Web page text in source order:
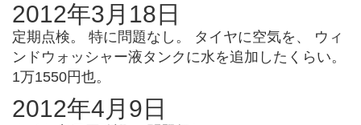
2012年3月18日
定期点検。 特に問題なし。 タイヤに空気を、 ウィ
ンドウォッシャー液タンクに水を追加したくらい。
1万1550円也。
2012年4月9日